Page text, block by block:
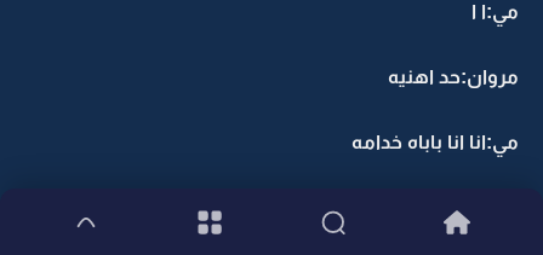
مي:ا ا
مروان:حد اهنيه
مي:انا انا باباه خدامه
مروان وهو يحاول يكبت ضحكته:شوووه خدامه انتي متى